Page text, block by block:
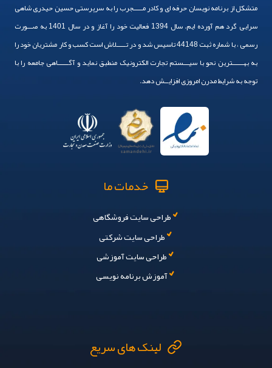
متشکل از برنامه نویسان حرفه ای و کادر مـــــجرب را به سرپرستی حسین حیدری شاهی
سرایی گرد هم آورده ایم. سال 1394 فعالیت خود را آغاز و در سال 1401 به صـــورت
رسمی ، با شماره ثبت 44148 تاسیس شد و در تـــــلاش است کسب و کار مشتریان خود را
به بهــــــترین نحو با سیـــستم تجارت الکترونیک منطبق نماید و آگــــــاهی جامعه را با
توجه به شرایط مدرن امروزی افزایــش دهد.
خدمات ما
طراحی سایت فروشگاهی
طراحی سایت شرکتی
طراحی سایت آموزشی
آموزش برنامه نویسی
لینک های سریع